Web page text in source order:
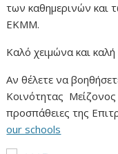
των καθημερινών και
ΕΚΜΜ.
Καλό χειμώνα και
Αν θέλετε να
Κοινότητας Μείζονος
προσπάθειες της
our schools